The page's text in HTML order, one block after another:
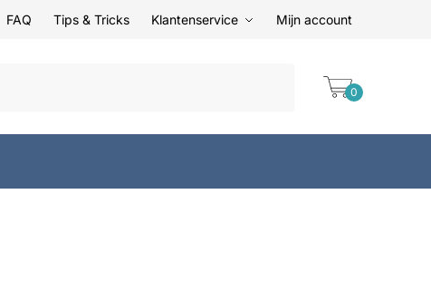
FAQ Tips & Tricks Klantenservice Mijn account
0